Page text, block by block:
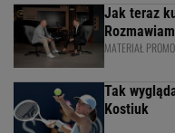
Jak teraz
MATERIAŁ
Tak
Kostiuk